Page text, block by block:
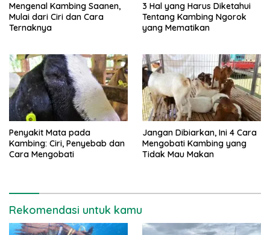
Mengenal Kambing Saanen,
Mulai dari Ciri dan Cara
Ternaknya
3 Hal yang Harus Diketahui
Tentang Kambing Ngorok
yang Mematikan
Penyakit Mata pada
Kambing: Ciri, Penyebab dan
Cara Mengobati
Jangan Dibiarkan, Ini 4 Cara
Mengobati Kambing yang
Tidak Mau Makan
Rekomendasi untuk kamu